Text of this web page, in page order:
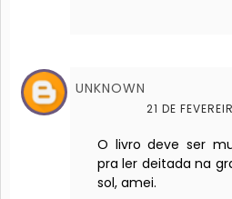
UNKNOWN
21 DE
O livro deve ser
pra ler deitada na
sol, amei.